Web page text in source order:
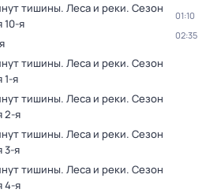
тишины. Леса и реки. Сезон
10-я
тишины. Леса и реки. Сезон
1-я
тишины. Леса и реки. Сезон
2-я
тишины. Леса и реки. Сезон
3-я
тишины. Леса и реки. Сезон
4-я
01:10
02:35